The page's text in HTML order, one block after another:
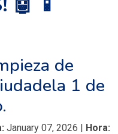
de
1 de
January 07, 2026 | Hora: